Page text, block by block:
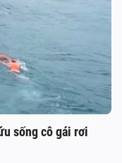
sống cô gái rơi